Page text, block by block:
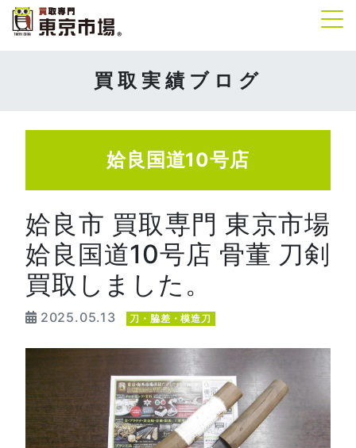
買取実績ブログ
姶良国道10号店
姶良市 買取専門 東京市場
姶良国道10号店 骨董 刀剣
買取しました。
2025.05.13 刀・脇差・模造刀